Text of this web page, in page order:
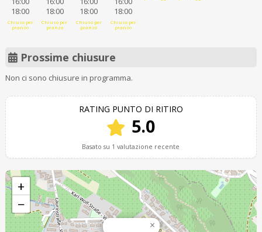
18:00
Chiuso per
pranzo
18:00
Chiuso per
pranzo
18:00
Chiuso per
pranzo
18:00
Chiuso per
pranzo
Prossime chiusure
Non ci sono chiusure in programma.
RATING PUNTO DI RITIRO
5.0
Basato su 1 valutazione recente
×
+
−